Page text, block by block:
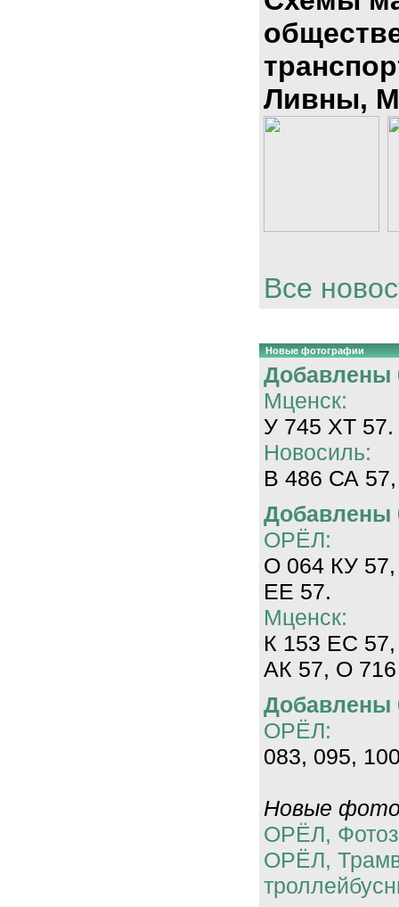
Ливны,
Все
Новые фотографии
Добавлены
Мценск:
У 745 ХТ 57.
Новосиль:
В 486 СА
Добавлены
ОРЁЛ:
О 064 КУ
ЕЕ 57.
Мценск:
К 153 ЕС
АК 57, О
Добавлены
ОРЁЛ:
083, 095,
Новые
ОРЁЛ,
ОРЁЛ,